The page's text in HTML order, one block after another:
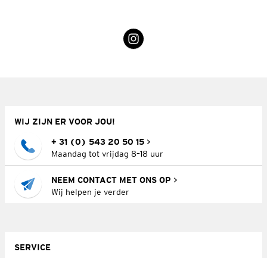
WIJ ZIJN ER VOOR JOU!
+ 31 (0) 543 20 50 15
Maandag tot vrijdag 8–18 uur
NEEM CONTACT MET ONS OP
Wij helpen je verder
SERVICE